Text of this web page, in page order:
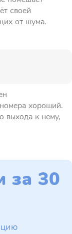
своей
от шума.
хороший.
выхода к нему,
за 30